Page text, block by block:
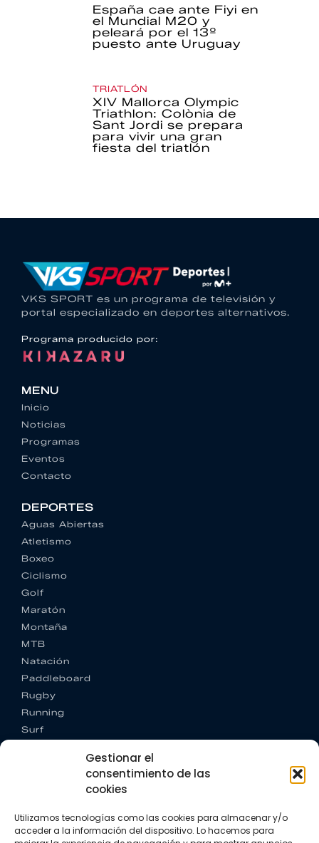
Gestionar el
consentimiento de las
cookies
Utilizamos tecnologías como las cookies para almacenar y/o
acceder a la información del dispositivo. Lo hacemos para
España cae ante Fiyi en
el Mundial M20 y
peleará por el 13º
puesto ante Uruguay
TRIATLÓN
XIV Mallorca Olympic
Triathlon: Colònia de
Sant Jordi se prepara
para vivir una gran
fiesta del triatlón
VKS SPORT es un programa de televisión y
portal especializado en deportes alternativos.
Programa producido por:
MENU
Inicio
Noticias
Programas
Eventos
Contacto
DEPORTES
Aguas Abiertas
Atletismo
Boxeo
Ciclismo
Golf
Maratón
Montaña
MTB
Natación
Paddleboard
Rugby
Running
Surf
CONTACTO
+34 662 342 177
info@vkssport.com